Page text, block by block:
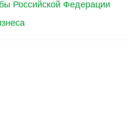
Российской Федерации